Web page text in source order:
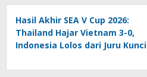
Hasil Akhir SEA V Cup 2026:
Thailand Hajar Vietnam 3-0,
Indonesia Lolos dari Juru Kunci